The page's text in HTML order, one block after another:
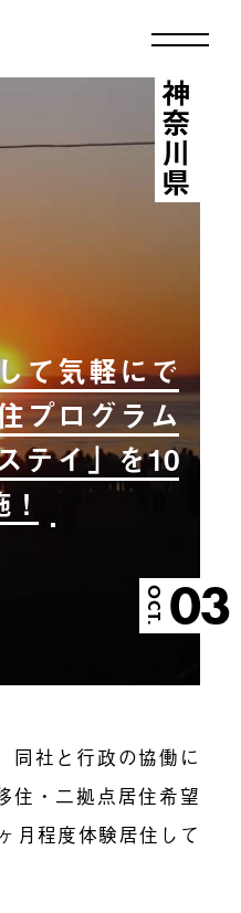
て気軽にで
プログラム
テイ」を10
OCT. 03
神奈川県
同社と行政の協働に
住・二拠点居住希望
月程度体験居住して